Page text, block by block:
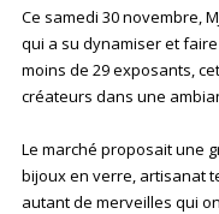
Ce samedi 30 novembre,
qui a su dynamiser et
moins de 29 exposants,
créateurs dans une
Le marché proposait une
bijoux en verre, artisanat
autant de merveilles qui